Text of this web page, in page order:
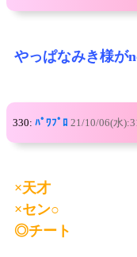
やっぱなみき様が
330: ﾊﾟﾜﾌﾟﾛ 21/10/06(水
×天才
×セン○
◎チート